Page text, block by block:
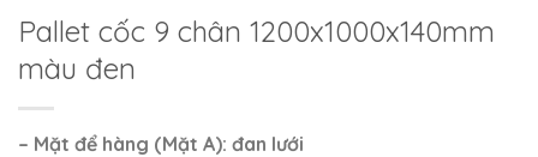
Pallet cốc 9 chân 1200x1000x140mm
màu đen
– Mặt để hàng (Mặt A): đan lưới